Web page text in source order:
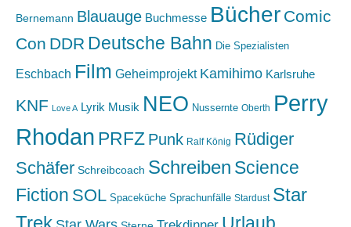
Bernemann Blauauge Buchmesse Bücher Comic
Con DDR Deutsche Bahn Die Spezialisten
Eschbach Film Geheimprojekt Kamihimo Karlsruhe
KNF Love A Lyrik Musik NEO Nussernte Oberth Perry
Rhodan PRFZ Punk Ralf König Rüdiger
Schäfer Schreibcoach Schreiben Science
Fiction SOL Spaceküche Sprachunfälle Stardust Star
Trek
Urlaub